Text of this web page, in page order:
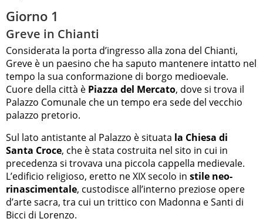
Giorno 1
Greve in Chianti
Considerata la porta d’ingresso alla zona del Chianti,
Greve è un paesino che ha saputo mantenere intatto nel
tempo la sua conformazione di borgo medioevale.
Cuore della città è Piazza del Mercato, dove si trova il
Palazzo Comunale che un tempo era sede del vecchio
palazzo pretorio.
Sul lato antistante al Palazzo è situata la Chiesa di
Santa Croce, che è stata costruita nel sito in cui in
precedenza si trovava una piccola cappella medievale.
L’edificio religioso, eretto ne XIX secolo in stile neo-
rinascimentale, custodisce all’interno preziose opere
d’arte sacra, tra cui un trittico con Madonna e Santi di
Bicci di Lorenzo.